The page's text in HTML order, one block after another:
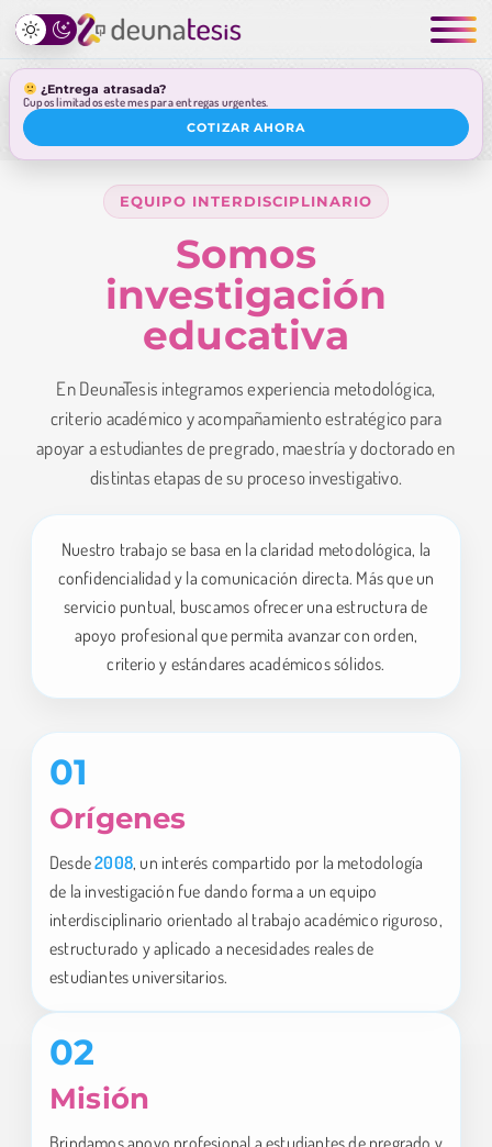
¿Entrega atrasada?
Cupos limitados este mes para entregas urgentes.
COTIZAR AHORA
EQUIPO INTERDISCIPLINARIO
Somos
investigación
educativa
En DeunaTesis integramos experiencia metodológica,
criterio académico y acompañamiento estratégico para
apoyar a estudiantes de pregrado, maestría y doctorado en
distintas etapas de su proceso investigativo.
Nuestro trabajo se basa en la claridad metodológica, la
confidencialidad y la comunicación directa. Más que un
servicio puntual, buscamos ofrecer una estructura de
apoyo profesional que permita avanzar con orden,
criterio y estándares académicos sólidos.
01
Orígenes
Desde2008, un interés compartido por la metodología
de la investigación fue dando forma a un equipo
interdisciplinario orientado al trabajo académico riguroso,
estructurado y aplicado a necesidades reales de
estudiantes universitarios.
02
Misión
Brindamos apoyo profesional a estudiantes de pregrado y